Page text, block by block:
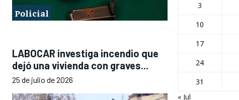
Policial
LABOCAR investiga incendio que
dejó una vivienda con graves...
25 de julio de 2026
3
10
17
24
31
« Jul